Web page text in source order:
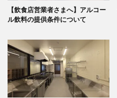
【飲食店営業者さまへ】アルコー
ル飲料の提供条件について